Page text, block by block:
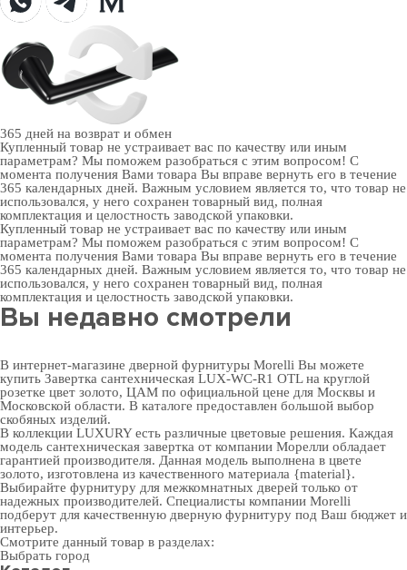
365 дней на возврат и обмен
Купленный товар не устраивает вас по качеству или иным
параметрам? Мы поможем разобраться с этим вопросом! С
момента получения Вами товара Вы вправе вернуть его в течение
365 календарных дней. Важным условием является то, что товар не
использовался, у него сохранен товарный вид, полная
комплектация и целостность заводской упаковки.
Купленный товар не устраивает вас по качеству или иным
параметрам? Мы поможем разобраться с этим вопросом! С
момента получения Вами товара Вы вправе вернуть его в течение
365 календарных дней. Важным условием является то, что товар не
использовался, у него сохранен товарный вид, полная
комплектация и целостность заводской упаковки.
Вы недавно смотрели
В интернет-магазине дверной фурнитуры Morelli Вы можете
купить Завертка сантехническая LUX-WC-R1 OTL на круглой
розетке цвет золото, ЦАМ по официальной цене для Москвы и
Московской области. В каталоге предоставлен большой выбор
скобяных изделий.
В коллекции LUXURY есть различные цветовые решения. Каждая
модель сантехническая завертка от компании Морелли обладает
гарантией производителя. Данная модель выполнена в цвете
золото, изготовлена из качественного материала {material}.
Выбирайте фурнитуру для межкомнатных дверей только от
надежных производителей. Специалисты компании Morelli
подберут для качественную дверную фурнитуру под Ваш бюджет и
интерьер.
Смотрите данный товар в разделах:
Выбрать город